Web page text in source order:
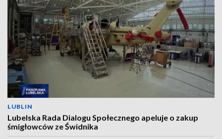
LUBLIN
Lubelska Rada Dialogu Społecznego apeluje o zakup
śmigłowców ze Świdnika